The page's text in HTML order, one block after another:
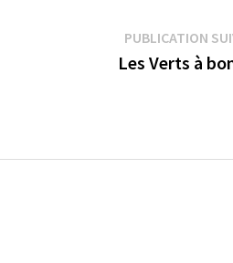
PUBLICATION
Les Verts à